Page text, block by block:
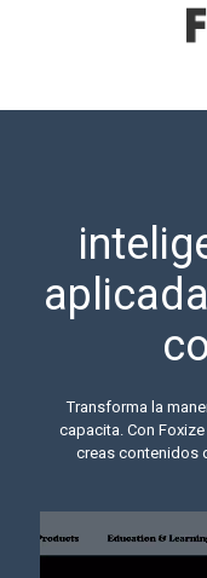
Transforma la
capacita. Con
creas contenidos